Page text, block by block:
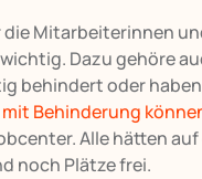
Mitarbeiterinnen
Dazu gehöre
behindert oder
Behinderung
Alle hätten auf
noch Plätze frei.